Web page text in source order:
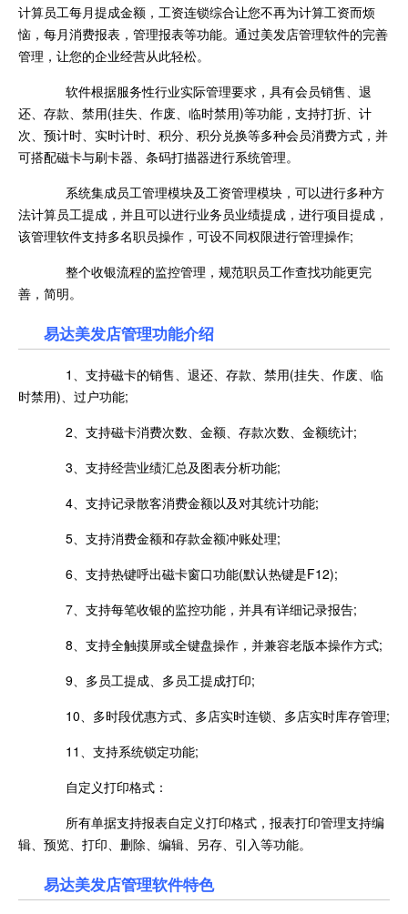
计算员工每月提成金额，工资连锁综合让您不再为计算工资而烦
恼，每月消费报表，管理报表等功能。通过美发店管理软件的完善
管理，让您的企业经营从此轻松。
软件根据服务性行业实际管理要求，具有会员销售、退
还、存款、禁用(挂失、作废、临时禁用)等功能，支持打折、计
次、预计时、实时计时、积分、积分兑换等多种会员消费方式，并
可搭配磁卡与刷卡器、条码打描器进行系统管理。
系统集成员工管理模块及工资管理模块，可以进行多种方
法计算员工提成，并且可以进行业务员业绩提成，进行项目提成，
该管理软件支持多名职员操作，可设不同权限进行管理操作;
整个收银流程的监控管理，规范职员工作查找功能更完
善，简明。
易达美发店管理功能介绍
1、支持磁卡的销售、退还、存款、禁用(挂失、作废、临
时禁用)、过户功能;
2、支持磁卡消费次数、金额、存款次数、金额统计;
3、支持经营业绩汇总及图表分析功能;
4、支持记录散客消费金额以及对其统计功能;
5、支持消费金额和存款金额冲账处理;
6、支持热键呼出磁卡窗口功能(默认热键是F12);
7、支持每笔收银的监控功能，并具有详细记录报告;
8、支持全触摸屏或全键盘操作，并兼容老版本操作方式;
9、多员工提成、多员工提成打印;
10、多时段优惠方式、多店实时连锁、多店实时库存管理;
11、支持系统锁定功能;
自定义打印格式：
所有单据支持报表自定义打印格式，报表打印管理支持编
辑、预览、打印、删除、编辑、另存、引入等功能。
易达美发店管理软件特色